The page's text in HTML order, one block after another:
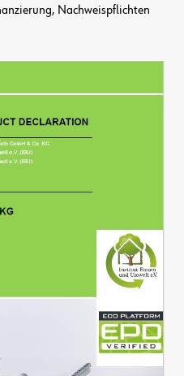
Nachweispflichten